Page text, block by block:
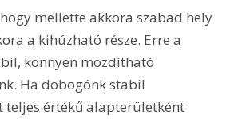
mellette akkora szabad hely
a kihúzható része. Erre a
könnyen mozdítható
Ha dobogónk stabil
teljes értékű alapterületként